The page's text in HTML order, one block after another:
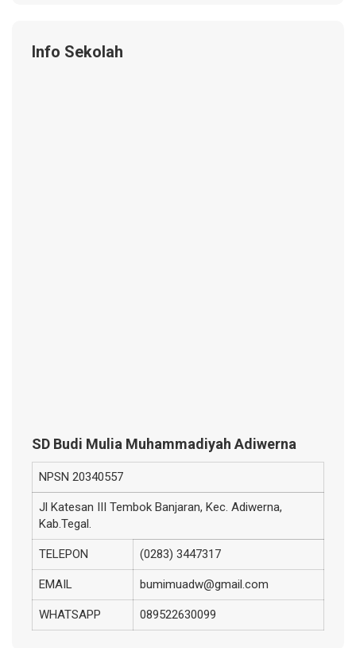
Info Sekolah
SD Budi Mulia Muhammadiyah Adiwerna
NPSN 20340557
Jl Katesan III Tembok Banjaran, Kec. Adiwerna,
Kab.Tegal.
TELEPON (0283) 3447317
EMAIL bumimuadw@gmail.com
WHATSAPP 089522630099